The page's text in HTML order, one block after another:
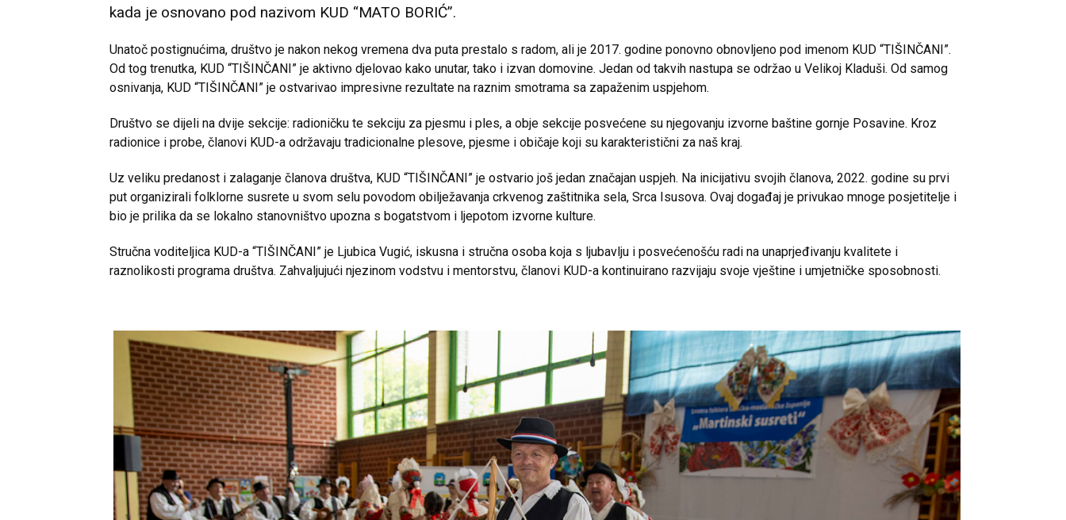
kada je osnovano pod nazivom KUD “MATO BORIĆ”.
Unatoč postignućima, društvo je nakon nekog vremena dva puta prestalo s radom, ali je 2017. godine ponovno obnovljeno pod imenom KUD “TIŠINČANI”.
Od tog trenutka, KUD “TIŠINČANI” je aktivno djelovao kako unutar, tako i izvan domovine. Jedan od takvih nastupa se održao u Velikoj Kladuši. Od samog
osnivanja, KUD “TIŠINČANI” je ostvarivao impresivne rezultate na raznim smotrama sa zapaženim uspjehom.
Društvo se dijeli na dvije sekcije: radioničku te sekciju za pjesmu i ples, a obje sekcije posvećene su njegovanju izvorne baštine gornje Posavine. Kroz
radionice i probe, članovi KUD-a održavaju tradicionalne plesove, pjesme i običaje koji su karakteristični za naš kraj.
Uz veliku predanost i zalaganje članova društva, KUD “TIŠINČANI” je ostvario još jedan značajan uspjeh. Na inicijativu svojih članova, 2022. godine su prvi
put organizirali folklorne susrete u svom selu povodom obilježavanja crkvenog zaštitnika sela, Srca Isusova. Ovaj događaj je privukao mnoge posjetitelje i
bio je prilika da se lokalno stanovništvo upozna s bogatstvom i ljepotom izvorne kulture.
Stručna voditeljica KUD-a “TIŠINČANI” je Ljubica Vugić, iskusna i stručna osoba koja s ljubavlju i posvećenošću radi na unaprjeđivanju kvalitete i
raznolikosti programa društva. Zahvaljujući njezinom vodstvu i mentorstvu, članovi KUD-a kontinuirano razvijaju svoje vještine i umjetničke sposobnosti.